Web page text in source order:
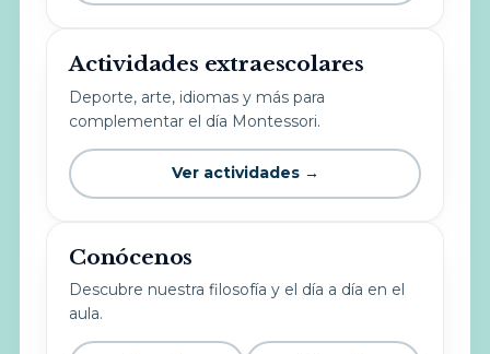
Actividades extraescolares
Deporte, arte, idiomas y más para
complementar el día Montessori.
Ver actividades →
Conócenos
Descubre nuestra filosofía y el día a día en el
aula.